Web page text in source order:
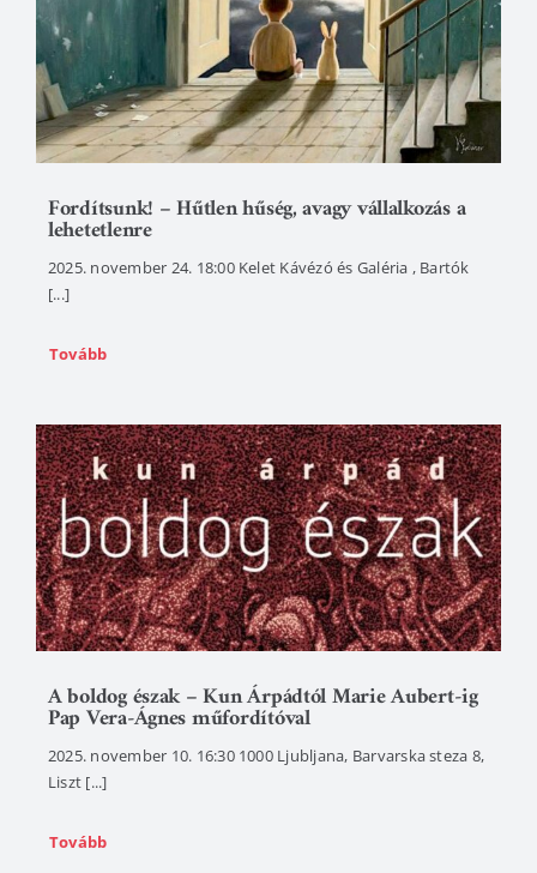
Fordítsunk! – Hűtlen hűség, avagy vállalkozás a
lehetetlenre
2025. november 24. 18:00 Kelet Kávézó és Galéria , Bartók
[...]
Tovább
A boldog észak – Kun Árpádtól Marie Aubert-ig
Pap Vera-Ágnes műfordítóval
2025. november 10. 16:30 1000 Ljubljana, Barvarska steza 8,
Liszt [...]
Tovább